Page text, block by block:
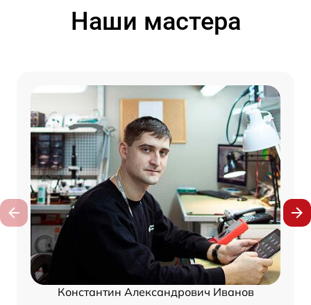
Наши мастера
Константин Александрович Иванов